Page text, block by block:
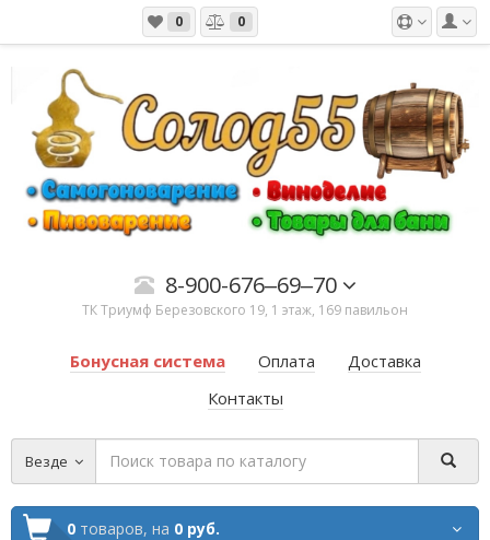
0 0
8-900-676‒69‒70
ТК ​Триумф​ Березовского 19, 1 этаж, 169 павильон
Бонусная система Оплата
Доставка
Контакты
Везде
0 товаров, на 0 руб.